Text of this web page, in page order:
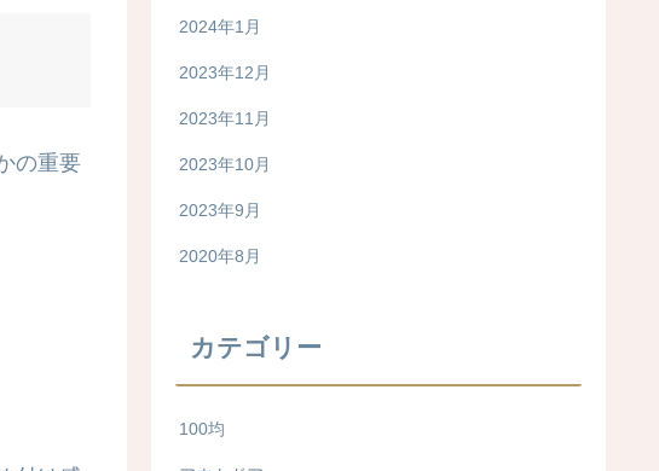
の重要
2024年1月
2023年12月
2023年11月
2023年10月
2023年9月
2020年8月
カテゴリー
100均